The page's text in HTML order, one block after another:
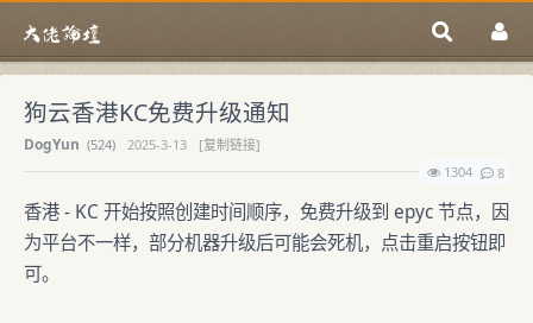
狗云香港KC免费升级通知
DogYun (524) 2025-3-13
[复制链接]
1304
8
香港 - KC 开始按照创建时间顺序，免费升级到 epyc 节点，因
为平台不一样，部分机器升级后可能会死机，点击重启按钮即
可。